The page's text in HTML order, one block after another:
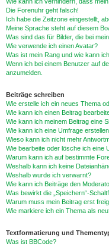
Die Forenuhr geht falsch!
Ich habe die Zeitzone eingestellt,
Meine Sprache steht auf diesem
Was sind das für Bilder, die bei
Wie verwende ich einen Avatar?
Was ist mein Rang und wie kann
Wenn ich bei einem Benutzer auf
anzumelden.
Beiträge schreiben
Wie erstelle ich ein neues Thema
Wie kann ich einen Beitrag
Wie kann ich meinem Beitrag eine
Wie kann ich eine Umfrage
Wieso kann ich nicht mehr
Wie bearbeite oder lösche ich eine
Warum kann ich auf bestimmte
Weshalb kann ich keine
Weshalb wurde ich verwarnt?
Wie kann ich Beiträge den
Was bewirkt die „Speichern“-
Warum muss mein Beitrag erst
Wie markiere ich ein Thema als
Textformatierung und
Was ist BBCode?